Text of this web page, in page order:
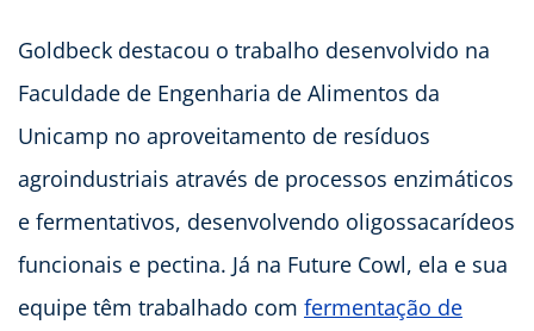
Goldbeck destacou o trabalho desenvolvido na
Faculdade de Engenharia de Alimentos da
Unicamp no aproveitamento de resíduos
agroindustriais através de processos enzimáticos
e fermentativos, desenvolvendo oligossacarídeos
funcionais e pectina. Já na Future Cowl, ela e sua
equipe têm trabalhado com fermentação de